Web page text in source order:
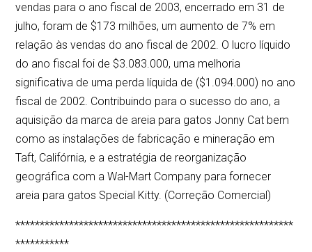
vendas para o ano fiscal de 2003, encerrado em 31 de
julho, foram de $173 milhões, um aumento de 7% em
relação às vendas do ano fiscal de 2002. O lucro líquido
do ano fiscal foi de $3.083.000, uma melhoria
significativa de uma perda líquida de ($1.094.000) no ano
fiscal de 2002. Contribuindo para o sucesso do ano, a
aquisição da marca de areia para gatos Jonny Cat bem
como as instalações de fabricação e mineração em
Taft, Califórnia, e a estratégia de reorganização
geográfica com a Wal-Mart Company para fornecer
areia para gatos Special Kitty. (Correção Comercial)
*********************************************************
***********